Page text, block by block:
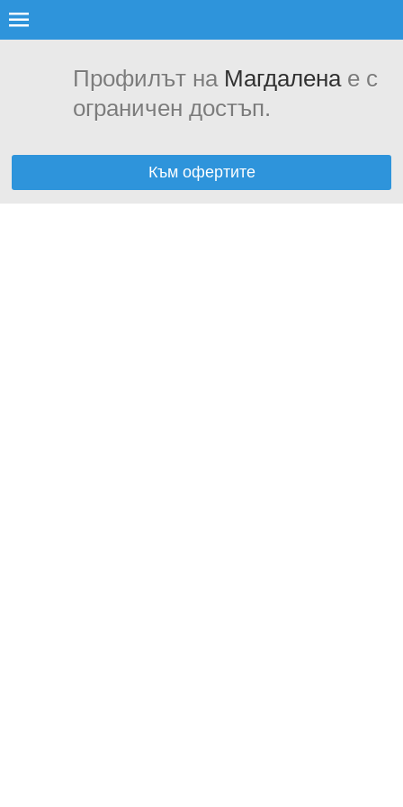
Профилът на Магдаленае с
ограничен достъп.
Към офертите